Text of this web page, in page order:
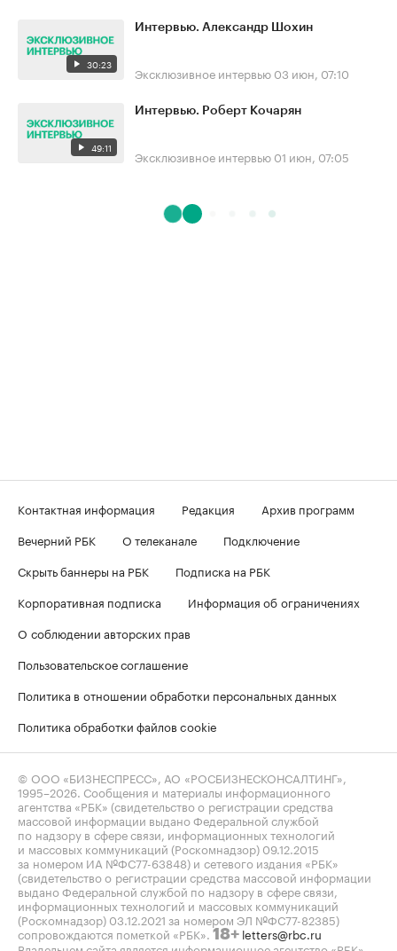
30:23
Интервью. Александр Шохин
Эксклюзивное интервью 03 июн, 07:10
49:11
Интервью. Роберт Кочарян
Эксклюзивное интервью 01 июн, 07:05
Контактная информация Редакция
Архив программ
Вечерний РБК
О телеканале
Подключение
Скрыть баннеры на РБК
Подписка на РБК
Корпоративная подписка
Информация об ограничениях
О соблюдении авторских прав
Пользовательское соглашение
Политика в отношении обработки персональных данных
Политика обработки файлов cookie
© ООО «БИЗНЕСПРЕСС», АО «РОСБИЗНЕСКОНСАЛТИНГ»,
1995–2026 . Сообщения и материалы информационного
агентства «РБК» (свидетельство о регистрации средства
массовой информации выдано Федеральной службой
по надзору в сфере связи, информационных технологий
и массовых коммуникаций (Роскомнадзор) 09.12.2015
за номером ИА №ФС77-63848) и сетевого издания «РБК»
(свидетельство о регистрации средства массовой информации
выдано Федеральной службой по надзору в сфере связи,
информационных технологий и массовых коммуникаций
(Роскомнадзор) 03.12.2021 за номером ЭЛ №ФС77-82385)
сопровождаются пометкой «РБК». 18+ letters@rbc.ru